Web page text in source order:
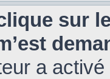
sur
a